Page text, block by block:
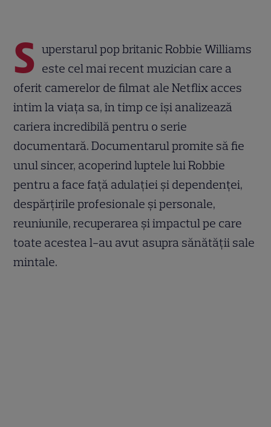
S uperstarul pop britanic Robbie Williams
este cel mai recent muzician care a
oferit camerelor de filmat ale Netflix acces
intim la viața sa, în timp ce își analizează
cariera incredibilă pentru o serie
documentară. Documentarul promite să fie
unul sincer, acoperind luptele lui Robbie
pentru a face față adulației și dependenței,
despărțirile profesionale și personale,
reuniunile, recuperarea și impactul pe care
toate acestea l-au avut asupra sănătății sale
mintale.